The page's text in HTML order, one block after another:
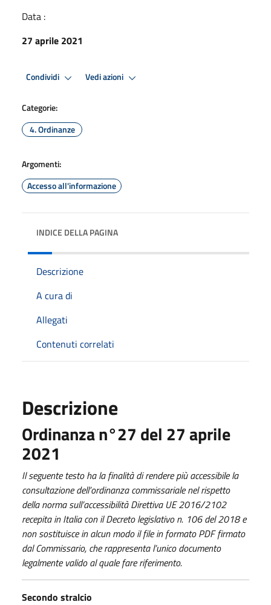
Data :
27 aprile 2021
Condividi Vedi azioni
Categorie:
4. Ordinanze
Argomenti:
Accesso all'informazione
INDICE DELLA PAGINA
Descrizione
A cura di
Allegati
Contenuti correlati
Descrizione
Ordinanza n°27 del 27 aprile
2021
Il seguente testo ha la finalità di rendere più accessibile la
consultazione dell’ordinanza commissariale nel rispetto
della norma sull’accessibilità Direttiva UE 2016/2102
recepita in Italia con il Decreto legislativo n. 106 del 2018 e
non sostituisce in alcun modo il file in formato PDF firmato
dal Commissario, che rappresenta l’unico documento
legalmente valido al quale fare riferimento.
Secondo stralcio